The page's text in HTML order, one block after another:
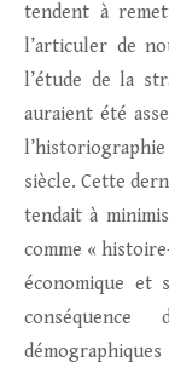
tendent à
l’articuler de
l’étude de la
auraient été
siècle. Cette
tendait à
comme «
économique et
conséquence